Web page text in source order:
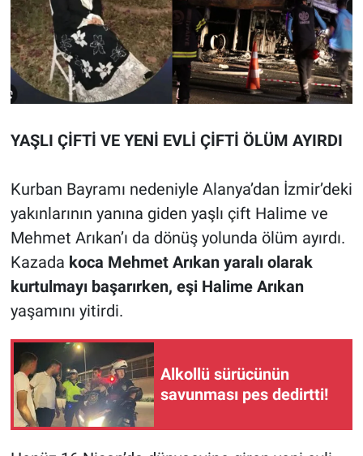
YAŞLI ÇİFTİ VE YENİ EVLİ ÇİFTİ ÖLÜM AYIRDI
Kurban Bayramı nedeniyle Alanya’dan İzmir’deki
yakınlarının yanına giden yaşlı çift Halime ve
Mehmet Arıkan’ı da dönüş yolunda ölüm ayırdı.
Kazada koca Mehmet Arıkan yaralı olarak
kurtulmayı başarırken, eşi Halime Arıkan
yaşamını yitirdi.
Alkollü sürücünün
savunması pes dedirtti!